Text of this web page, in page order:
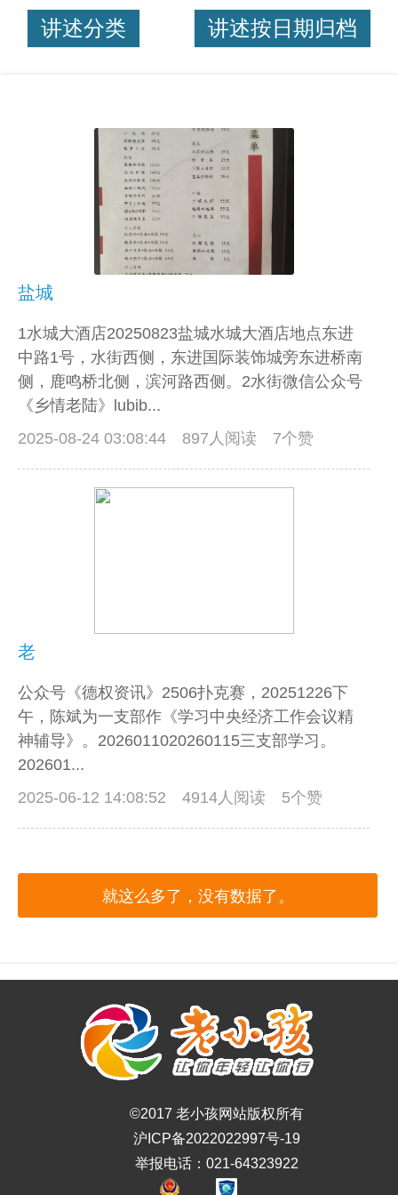
讲述分类 讲述按日期归档
盐城
1水城大酒店20250823盐城水城大酒店地点东进
中路1号，水街西侧，东进国际装饰城旁东进桥南
侧，鹿鸣桥北侧，滨河路西侧。2水街微信公众号
《乡情老陆》lubib...
2025-08-24 03:08:44
897人阅读 7个赞
老
公众号《德权资讯》2506扑克赛，20251226下
午，陈斌为一支部作《学习中央经济工作会议精
神辅导》。2026011020260115三支部学习。
202601...
2025-06-12 14:08:52
4914人阅读 5个赞
就这么多了，没有数据了。
©2017 老小孩网站版权所有
沪ICP备2022022997号-19
举报电话：021-64323922